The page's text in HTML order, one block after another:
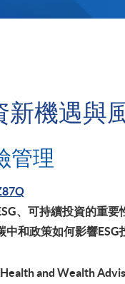
新機遇與
管理
、可持續投資的重
和政策如何影響ESG
and Wealth